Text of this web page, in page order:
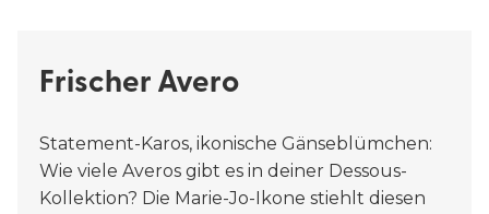
Frischer Avero
Statement-Karos, ikonische Gänseblümchen:
Wie viele Averos gibt es in deiner Dessous-
Kollektion? Die Marie-Jo-Ikone stiehlt diesen